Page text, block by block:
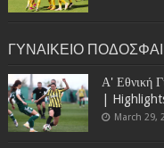
ΓΥΝΑΙΚΕΙΟ
Α' Εθνική
|
March 29,